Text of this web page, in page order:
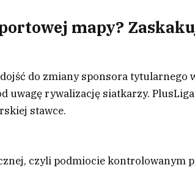
mapy?
do zmiany sponsora tytularnego
uwagę rywalizację siatkarzy.
stawce.
czyli podmiocie kontrolowanym